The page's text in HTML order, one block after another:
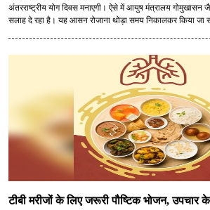
अंतरराष्ट्रीय योग दिवस मनाएगी। ऐसे में आयुष मंत्रालय
सलाह दे रहा है। यह आसन रोजाना थोड़ा समय निकालकर किया
टीबी मरीजों के लिए जरूरी पौष्टिक भोजन, उपचार